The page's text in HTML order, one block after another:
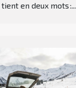
en deux mots :...